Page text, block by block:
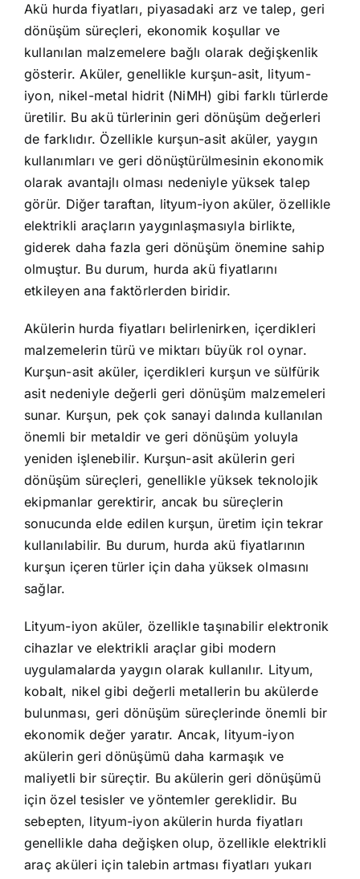
Akü hurda fiyatları, piyasadaki arz ve talep, geri
dönüşüm süreçleri, ekonomik koşullar ve
kullanılan malzemelere bağlı olarak değişkenlik
gösterir. Aküler, genellikle kurşun-asit, lityum-
iyon, nikel-metal hidrit (NiMH) gibi farklı türlerde
üretilir. Bu akü türlerinin geri dönüşüm değerleri
de farklıdır. Özellikle kurşun-asit aküler, yaygın
kullanımları ve geri dönüştürülmesinin ekonomik
olarak avantajlı olması nedeniyle yüksek talep
görür. Diğer taraftan, lityum-iyon aküler, özellikle
elektrikli araçların yaygınlaşmasıyla birlikte,
giderek daha fazla geri dönüşüm önemine sahip
olmuştur. Bu durum, hurda akü fiyatlarını
etkileyen ana faktörlerden biridir.
Akülerin hurda fiyatları belirlenirken, içerdikleri
malzemelerin türü ve miktarı büyük rol oynar.
Kurşun-asit aküler, içerdikleri kurşun ve sülfürik
asit nedeniyle değerli geri dönüşüm malzemeleri
sunar. Kurşun, pek çok sanayi dalında kullanılan
önemli bir metaldir ve geri dönüşüm yoluyla
yeniden işlenebilir. Kurşun-asit akülerin geri
dönüşüm süreçleri, genellikle yüksek teknolojik
ekipmanlar gerektirir, ancak bu süreçlerin
sonucunda elde edilen kurşun, üretim için tekrar
kullanılabilir. Bu durum, hurda akü fiyatlarının
kurşun içeren türler için daha yüksek olmasını
sağlar.
Lityum-iyon aküler, özellikle taşınabilir elektronik
cihazlar ve elektrikli araçlar gibi modern
uygulamalarda yaygın olarak kullanılır. Lityum,
kobalt, nikel gibi değerli metallerin bu akülerde
bulunması, geri dönüşüm süreçlerinde önemli bir
ekonomik değer yaratır. Ancak, lityum-iyon
akülerin geri dönüşümü daha karmaşık ve
maliyetli bir süreçtir. Bu akülerin geri dönüşümü
için özel tesisler ve yöntemler gereklidir. Bu
sebepten, lityum-iyon akülerin hurda fiyatları
genellikle daha değişken olup, özellikle elektrikli
araç aküleri için talebin artması fiyatları yukarı